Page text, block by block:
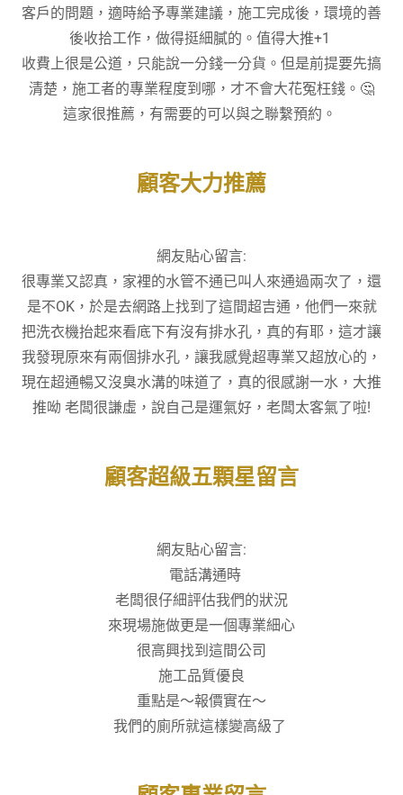
客戶的問題，適時給予專業建議，施工完成後，環境的善
後收拾工作，做得挺細膩的。值得大推+1
收費上很是公道，只能說一分錢一分貨。但是前提要先搞
清楚，施工者的專業程度到哪，才不會大花冤枉錢。🤔
這家很推薦，有需要的可以與之聯繫預約。
顧客大力推薦
網友貼心留言:
很專業又認真，家裡的水管不通已叫人來通過兩次了，還
是不OK，於是去網路上找到了這間超吉通，他們一來就
把洗衣機抬起來看底下有沒有排水孔，真的有耶，這才讓
我發現原來有兩個排水孔，讓我感覺超專業又超放心的，
現在超通暢又沒臭水溝的味道了，真的很感謝一水，大推
推呦 老闆很謙虛，說自己是運氣好，老闆太客氣了啦!
顧客超級五顆星留言
網友貼心留言:
電話溝通時
老闆很仔細評估我們的狀況
來現場施做更是一個專業細心
很高興找到這間公司
施工品質優良
重點是～報價實在～
我們的廁所就這樣變高級了